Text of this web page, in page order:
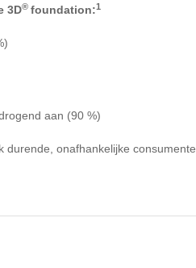
3D® foundation:1
aan (90 %)
onafhankelijke